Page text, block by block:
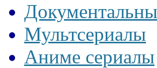
Мультсериалы
Аниме сериалы